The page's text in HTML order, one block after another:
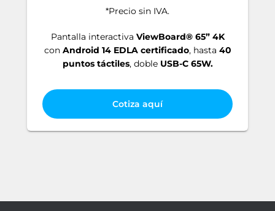
*Precio sin IVA.
Pantalla interactiva ViewBoard® 65” 4K
con Android 14 EDLA certificado, hasta 40
puntos táctiles, doble USB-C 65W.
Cotiza aquí